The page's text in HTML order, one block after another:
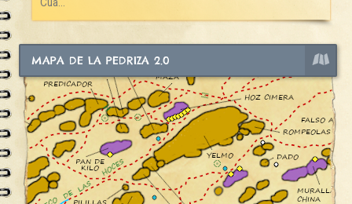
MAPA DE LA PEDRIZA 2.0